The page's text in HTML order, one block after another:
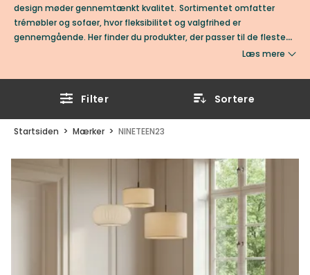
design møder gennemtænkt kvalitet. Sortimentet omfatter
trémøbler og sofaer, hvor fleksibilitet og valgfrihed er
gennemgående. Her finder du produkter, der passer til de fleste
rum – uanset stil. NINETEEN23 forhandles eksklusivt hos Tibergs
Læs mere
Filter Sortere
Startsiden Mærker NINETEEN23